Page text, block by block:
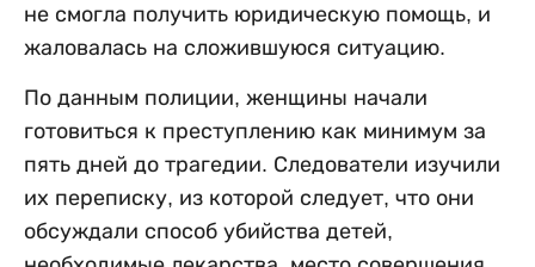
не смогла получить юридическую помощь, и
жаловалась на сложившуюся ситуацию.
По данным полиции, женщины начали
готовиться к преступлению как минимум за
пять дней до трагедии. Следователи изучили
их переписку, из которой следует, что они
обсуждали способ убийства детей,